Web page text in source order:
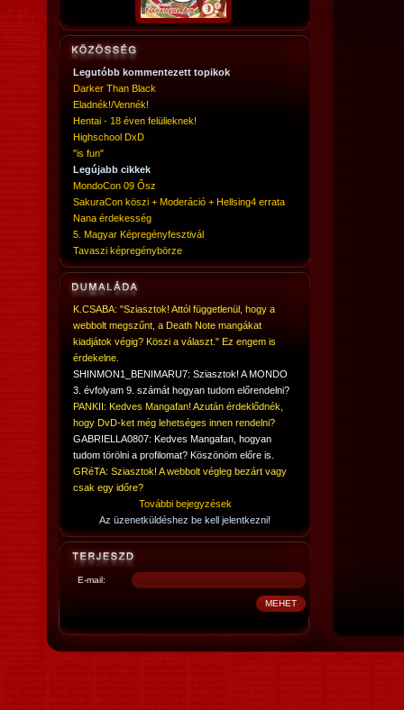
Legutóbb kommentezett topikok
Darker Than Black
Eladnék!/Vennék!
Hentai - 18 éven felülieknek!
Highschool DxD
"is fun"
Legújabb cikkek
MondoCon 09 Ősz
SakuraCon köszi + Moderáció + Hellsing4 errata
Nana érdekesség
5. Magyar Képregényfesztivál
Tavaszi képregénybörze
K.CSABA: "Sziasztok! Attól függetlenül, hogy a
webbolt megszűnt, a Death Note mangákat
kiadjátok végig? Köszi a választ." Ez engem is
érdekelne.
SHINMON1_BENIMARU7: Sziasztok! A MONDO
3. évfolyam 9. számát hogyan tudom előrendelni?
PANKII: Kedves Mangafan! Azután érdeklődnék,
hogy DvD-ket még lehetséges innen rendelni?
GABRIELLA0807: Kedves Mangafan, hogyan
tudom törölni a profilomat? Köszönöm előre is.
GRéTA: Sziasztok! A webbolt végleg bezárt vagy
csak egy időre?
További bejegyzések
Az üzenetküldéshez be kell jelentkezni!
E-mail: